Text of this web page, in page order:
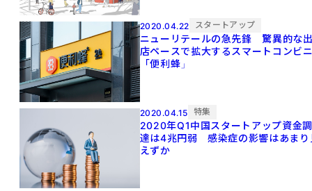
2020.04.22 スタートアップ
ニューリテールの急先鋒 驚異的な
店ペースで拡大するスマートコンビ
「便利蜂」
2020.04.15 特集
2020年Q1中国スタートアップ資金調
達は4兆円弱 感染症の影響はあまり
えずか